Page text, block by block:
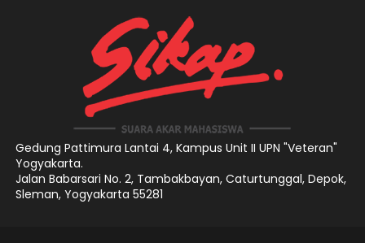
Gedung Pattimura Lantai 4, Kampus Unit II UPN "Veteran"
Yogyakarta.
Jalan Babarsari No. 2, Tambakbayan, Caturtunggal, Depok,
Sleman, Yogyakarta 55281